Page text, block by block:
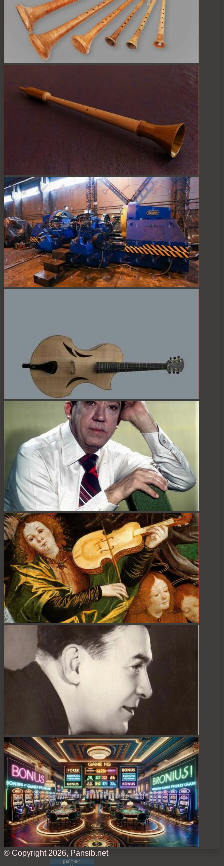
© Copyright 2026, Pansib.net